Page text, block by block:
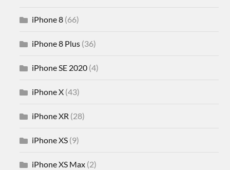
iPhone 8 (66)
iPhone 8 Plus (36)
iPhone SE 2020 (4)
iPhone X (43)
iPhone XR (28)
iPhone XS (9)
iPhone XS Max (2)